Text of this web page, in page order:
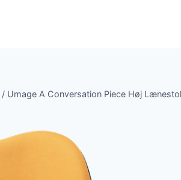
/ Umage A Conversation Piece Høj